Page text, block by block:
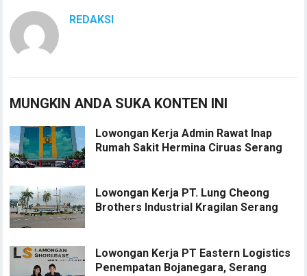
REDAKSI
MUNGKIN ANDA SUKA KONTEN INI
Lowongan Kerja Admin Rawat Inap
Rumah Sakit Hermina Ciruas Serang
Lowongan Kerja PT. Lung Cheong
Brothers Industrial Kragilan Serang
Lowongan Kerja PT Eastern Logistics
Penempatan Bojanegara, Serang